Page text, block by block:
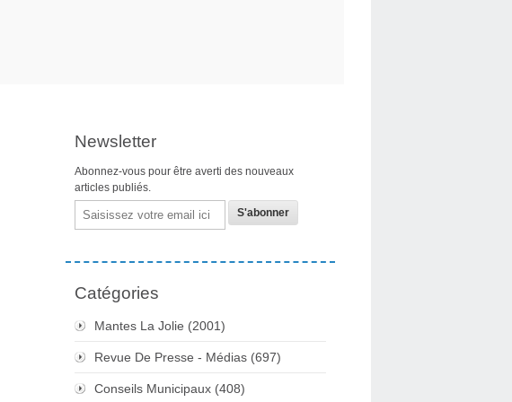
Newsletter
Abonnez-vous pour être averti des nouveaux
articles publiés.
Email
Catégories
Mantes La Jolie (2001)
Revue De Presse - Médias (697)
Conseils Municipaux (408)